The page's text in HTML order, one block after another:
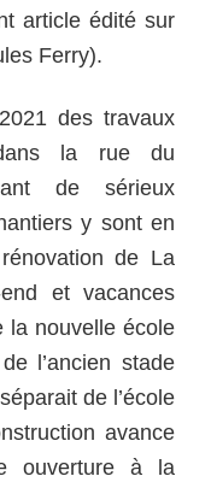
article édité sur
Ferry).
des travaux
la rue du
de sérieux
y sont en
de La
et vacances
la nouvelle école
l’ancien stade
de l’école
avance
ouverture à la